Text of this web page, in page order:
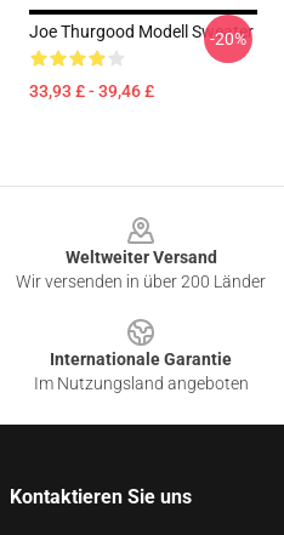
Joe Thurgood Modell Sweater
33,93 £ - 39,46 £
-20%
Weltweiter Versand
Wir versenden in über 200 Länder
Internationale Garantie
Im Nutzungsland angeboten
Kontaktieren Sie uns